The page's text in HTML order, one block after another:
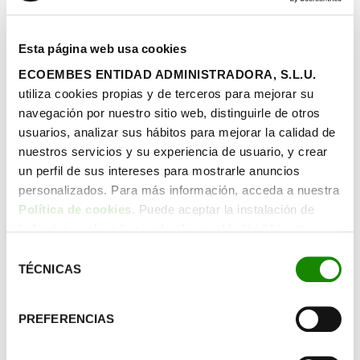
Esta página web usa cookies
ECOEMBES ENTIDAD ADMINISTRADORA, S.L.U.
utiliza cookies propias y de terceros para mejorar su
navegación por nuestro sitio web, distinguirle de otros
usuarios, analizar sus hábitos para mejorar la calidad de
nuestros servicios y su experiencia de usuario, y crear
un perfil de sus intereses para mostrarle anuncios
personalizados. Para más información, acceda a nuestra
Política de cookies. Puede aceptar la instalación de
botón “Configurar cookies”, o rechazar su instalación,
TÉCNICAS
PREFERENCIAS
cuando se recoge de los diferentes puntos que hemos
llevados a laplanta de tratamiento de aguas residuales.
Una vez en la depuradora, se comienza el proceso que
consta de tres fases. El tratamiento primario, el secundario
(encargado de separar la materia orgánica con otra
decantación posterior), y por último, la eliminación de
contaminantes que hayan pasado desapercibidos durante
todo el tratamiento.
¿Por qué es tan importante
seguir tratando las aguas
La escasez de agua potable en nuestro planeta sigue